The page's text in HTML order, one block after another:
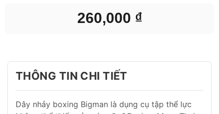
260,000 ₫
THÔNG TIN CHI TIẾT
Dây nhảy boxing Bigman là dụng cụ tập thể lực